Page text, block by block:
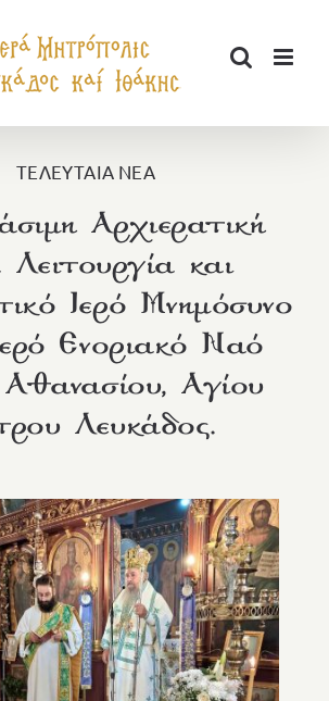
ΤΕΛΕΥΤΑΙΑ ΝΕΑ
Αρχιερατική
Λειτουργία και
Ιερό Μνημόσυνο
Ενοριακό Ναό
Αγίου
Λευκάδος.